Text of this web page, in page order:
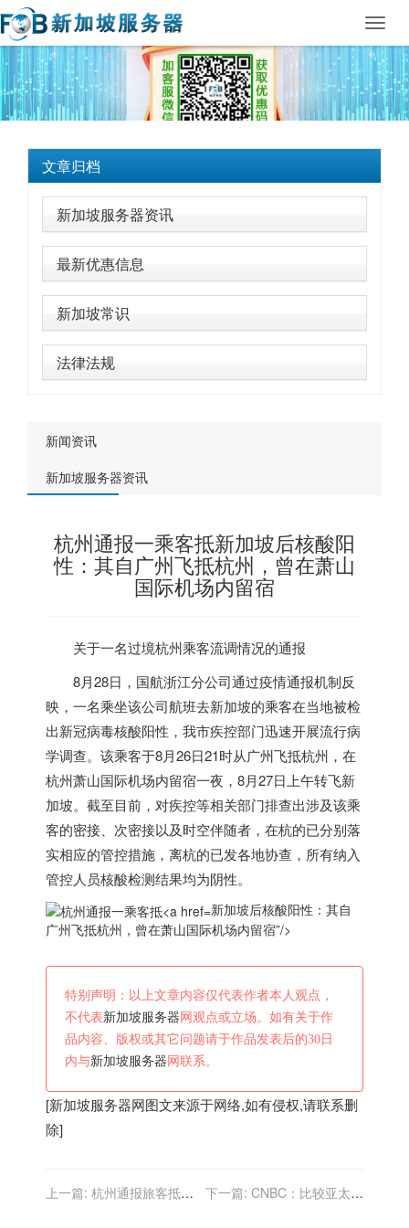
文章归档
新加坡服务器资讯
最新优惠信息
新加坡常识
法律法规
新闻资讯
新加坡服务器资讯
杭州通报一乘客抵新加坡后核酸阳
性：其自广州飞抵杭州，曾在萧山
国际机场内留宿
关于一名过境杭州乘客流调情况的通报
8月28日，国航浙江分公司通过疫情通报机制反
映，一名乘坐该公司航班去新加坡的乘客在当地被检
出新冠病毒核酸阳性，我市疾控部门迅速开展流行病
学调查。该乘客于8月26日21时从广州飞抵杭州，在
杭州萧山国际机场内留宿一夜，8月27日上午转飞新
加坡。截至目前，对疾控等相关部门排查出涉及该乘
客的密接、次密接以及时空伴随者，在杭的已分别落
实相应的管控措施，离杭的已发各地协查，所有纳入
管控人员核酸检测结果均为阴性。
新加坡后核酸阳性：其自
广州飞抵杭州，曾在萧山国际机场内留宿”/>
特别声明：以上文章内容仅代表作者本人观点，
不代表新加坡服务器 网观点或立场。如有关于作
品内容、版权或其它问题请于作品发表后的30日
内与新加坡服务器 网联系。
[新加坡服务器网图文来源于网络,如有侵权,请联系删
除]
上一篇: 杭州通报旅客抵新
下一篇: CNBC：比较亚太区